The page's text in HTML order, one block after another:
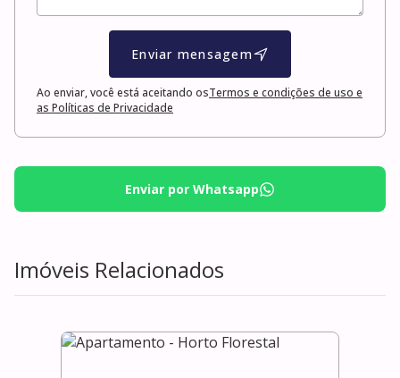
Enviar mensagem
Ao enviar, você está aceitando osTermos e condições de uso e
as Políticas de Privacidade
Enviar por Whatsapp
Imóveis Relacionados